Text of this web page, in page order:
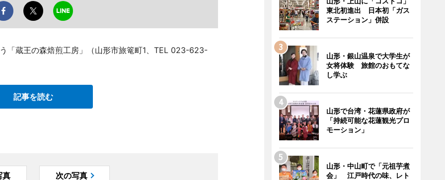
「蔵王の森焙煎工房」（山形市旅篭町1、TEL 023-623-
記事を読む
真 次の写真
東北初進出 日本初「ガス
ステーション」併設
山形・銀山温泉で大学生が
女将体験 旅館のおもてな
し学ぶ
山形で台湾・花蓮県政府が
「持続可能な花蓮観光プロ
モーション」
山形・中山町で「元祖芋煮
会」 江戸時代の味、レト